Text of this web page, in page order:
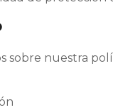
sobre nuestra